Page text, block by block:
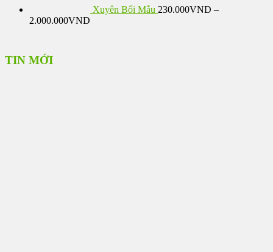
Xuyên Bối Mẫu 230.000VND –
2.000.000VND
TIN MỚI